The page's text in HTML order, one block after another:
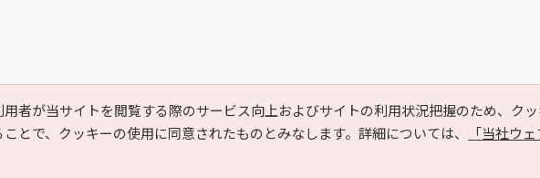
用者が当サイトを閲覧する際のサービス向上およびサイトの利用状況把握のため、ク
とで、クッキーの使用に同意されたものとみなします。詳細については、
「当社ウ
Copyright © HYOJITO.Co.,Ltd. All Rights Reserved.